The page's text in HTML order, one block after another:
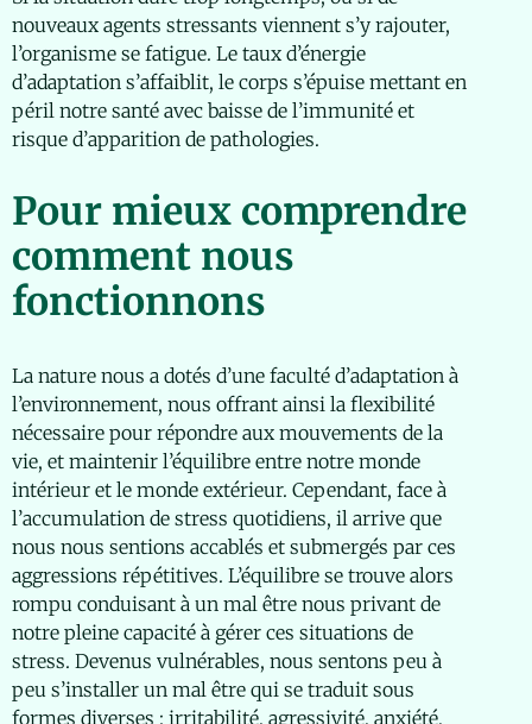
nouveaux agents stressants viennent s’y rajouter,
l’organisme se fatigue. Le taux d’énergie
d’adaptation s’affaiblit, le corps s’épuise mettant en
péril notre santé avec baisse de l’immunité et
risque d’apparition de pathologies.
Pour mieux comprendre
comment nous
fonctionnons
La nature nous a dotés d’une faculté d’adaptation à
l’environnement, nous offrant ainsi la flexibilité
nécessaire pour répondre aux mouvements de la
vie, et maintenir l’équilibre entre notre monde
intérieur et le monde extérieur. Cependant, face à
l’accumulation de stress quotidiens, il arrive que
nous nous sentions accablés et submergés par ces
aggressions répétitives. L’équilibre se trouve alors
rompu conduisant à un mal être nous privant de
notre pleine capacité à gérer ces situations de
stress. Devenus vulnérables, nous sentons peu à
peu s’installer un mal être qui se traduit sous
formes diverses : irritabilité, agressivité, anxiété,